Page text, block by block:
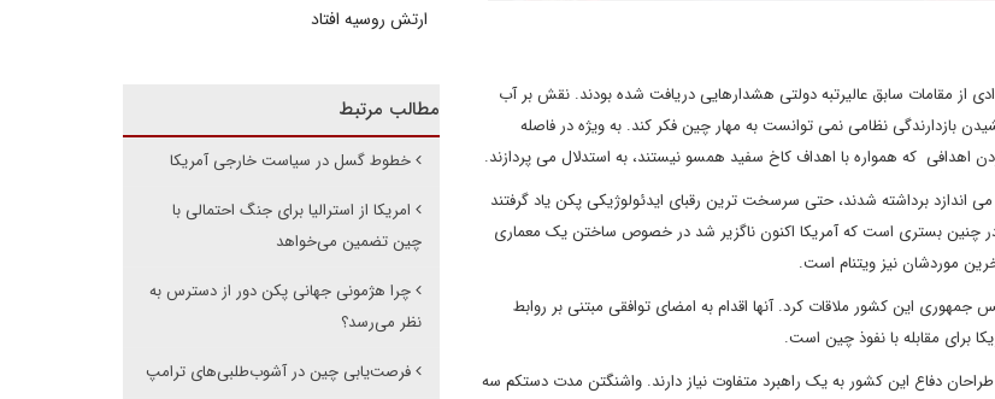
از مقامات سابق عالیرتبه دولتی هشدارهایی دریافت شده بودند. نقش بر آب
بازدارندگی نظامی نمی توانست به مهار چین فکر کند. به ویژه در فاصله
اهدافی که همواره با اهداف کاخ سفید همسو نیستند، به استدلال می پردازند.
اندازد برداشته شدند، حتی سرسخت ترین رقبای ایدئولوژیکی پکن یاد گرفتند
در چنین بستری است که آمریکا اکنون ناگزیر شد در خصوص ساختن یک معماری
موردشان نیز ویتنام است.
فو ترونگ، رئیس جمهوری این کشور ملاقات کرد. آنها اقدام به امضای توافقی مبتنی بر روابط
برای مقابله با نفوذ چین است.
دفاع این کشور به یک راهبرد متفاوت نیاز دارند. واشنگتن مدت دستکم سه
ارتش روسیه افتاد
مطالب مرتبط
خطوط گسل در سیاست خارجی آمریکا
امریکا از استرالیا برای جنگ احتمالی با
چین تضمین می‌خواهد
چرا هژمونی جهانی پکن دور از دسترس به
نظر می‌رسد؟
فرصت‌یابی چین در آشوب‌طلبی‌های ترامپ